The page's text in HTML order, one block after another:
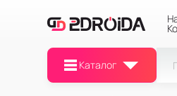
Каталог